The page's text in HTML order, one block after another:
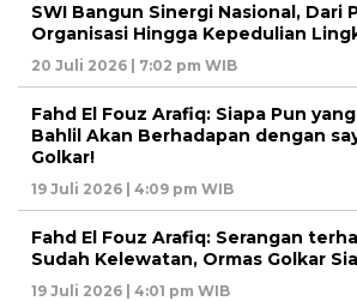
SWI Bangun Sinergi Nasional, Dari
Organisasi Hingga Kepedulian
20 Juli 2026 | 7:02 pm WIB
Fahd El Fouz Arafiq: Siapa Pun
Bahlil Akan Berhadapan dengan
Golkar!
19 Juli 2026 | 4:09 pm WIB
Fahd El Fouz Arafiq: Serangan
Sudah Kelewatan, Ormas Golkar
19 Juli 2026 | 4:01 pm WIB